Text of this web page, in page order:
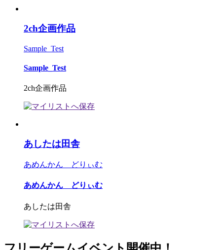
2ch企画作品
Sample_Test
Sample_Test
2ch企画作品
あしたは田舎
あめんかん どりぃむ
あめんかん どりぃむ
あしたは田舎